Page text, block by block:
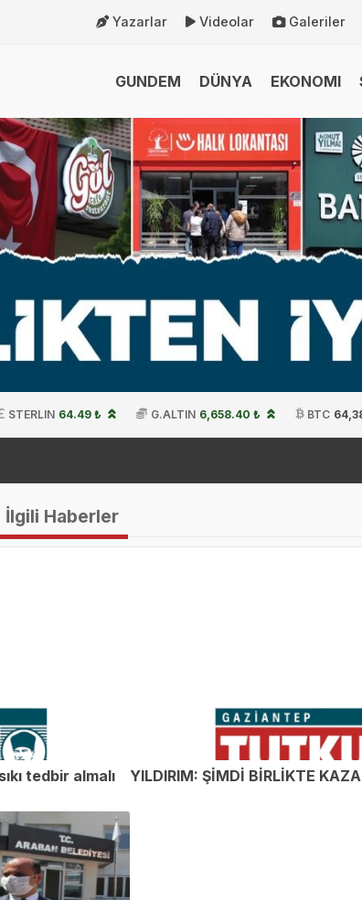
Yazarlar Videolar Galeriler
GUNDEM DÜNYA EKONOMI
STERLIN 64.49 ₺ G.ALTIN 6,658.40 ₺ BTC
Haberler
tedbir almalı YILDIRIM: ŞİMDİ BİRLİKTE